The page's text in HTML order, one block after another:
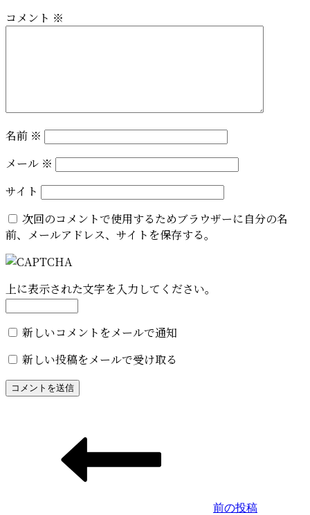
コメント ※
名前 ※
メール ※
サイト
次回のコメントで使用するためブラウザーに自分の名
前、メールアドレス、サイトを保存する。
上に表示された文字を入力してください。
新しいコメントをメールで通知
新しい投稿をメールで受け取る
前の投稿